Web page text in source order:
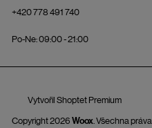
+420 778 491 740
Po-Ne: 09:00 - 21:00
Vytvořil Shoptet Premium
Copyright 2026 Woox . Všechna